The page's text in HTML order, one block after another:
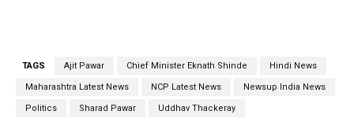
TAGS Ajit Pawar Chief Minister Eknath Shinde Hindi News
Maharashtra Latest News NCP Latest News Newsup India News
Politics Sharad Pawar Uddhav Thackeray